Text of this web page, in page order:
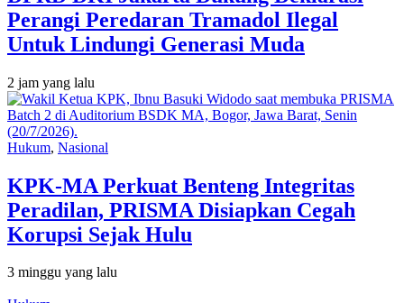
Perangi Peredaran Tramadol Ilegal
Untuk Lindungi Generasi Muda
2 jam yang lalu
Hukum, Nasional
KPK-MA Perkuat Benteng Integritas
Peradilan, PRISMA Disiapkan Cegah
Korupsi Sejak Hulu
3 minggu yang lalu